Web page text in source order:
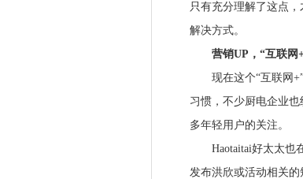
只有充分理解了这点
解决方式。
营销UP，“互联网
现在这个“互联网+”
习惯，不少厨电企业
多年轻用户的关注。
Haotaitai好太太也在
发布洪欣或活动相关